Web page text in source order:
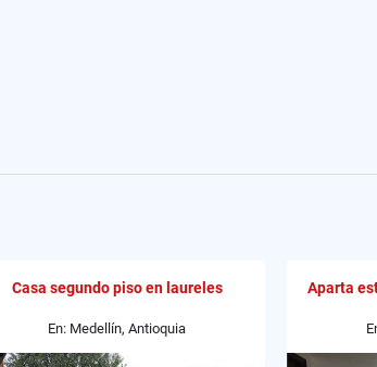
Casa segundo piso en laureles
En: Medellín, Antioquia
Aparta